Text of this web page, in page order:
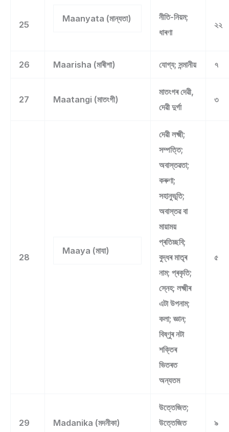
25
Maanyata (মান্যতা)
নীতি-নিয়ম;
ধাৰণা
২২
26 Maarisha (মাৰীশা) যোগ্য; সন্মানীয় ৭
27 Maatangi (মাতংগী)
মাতংগৰ দেৱী,
দেৱী দুৰ্গা
৩
28
Maaya (মাযা)
দেৱী লক্ষ্মী;
সম্পত্তি;
অবাস্তৱতা;
কৰুণা;
সহানুভূতি;
অবাস্তৱ বা
মায়াময়
প্ৰতিচ্ছবি;
বুদ্ধৰ মাতৃৰ
নাম; প্ৰকৃতি;
স্নেহ; লক্ষ্মীৰ
এটা উপনাম;
কলা; জ্ঞান;
বিষ্ণুৰ নটা
শক্তিৰ
ভিতৰত
অন্যতম
৫
29 Madanika (মদনীকা)
উত্তেজিত;
উত্তেজিত
৯